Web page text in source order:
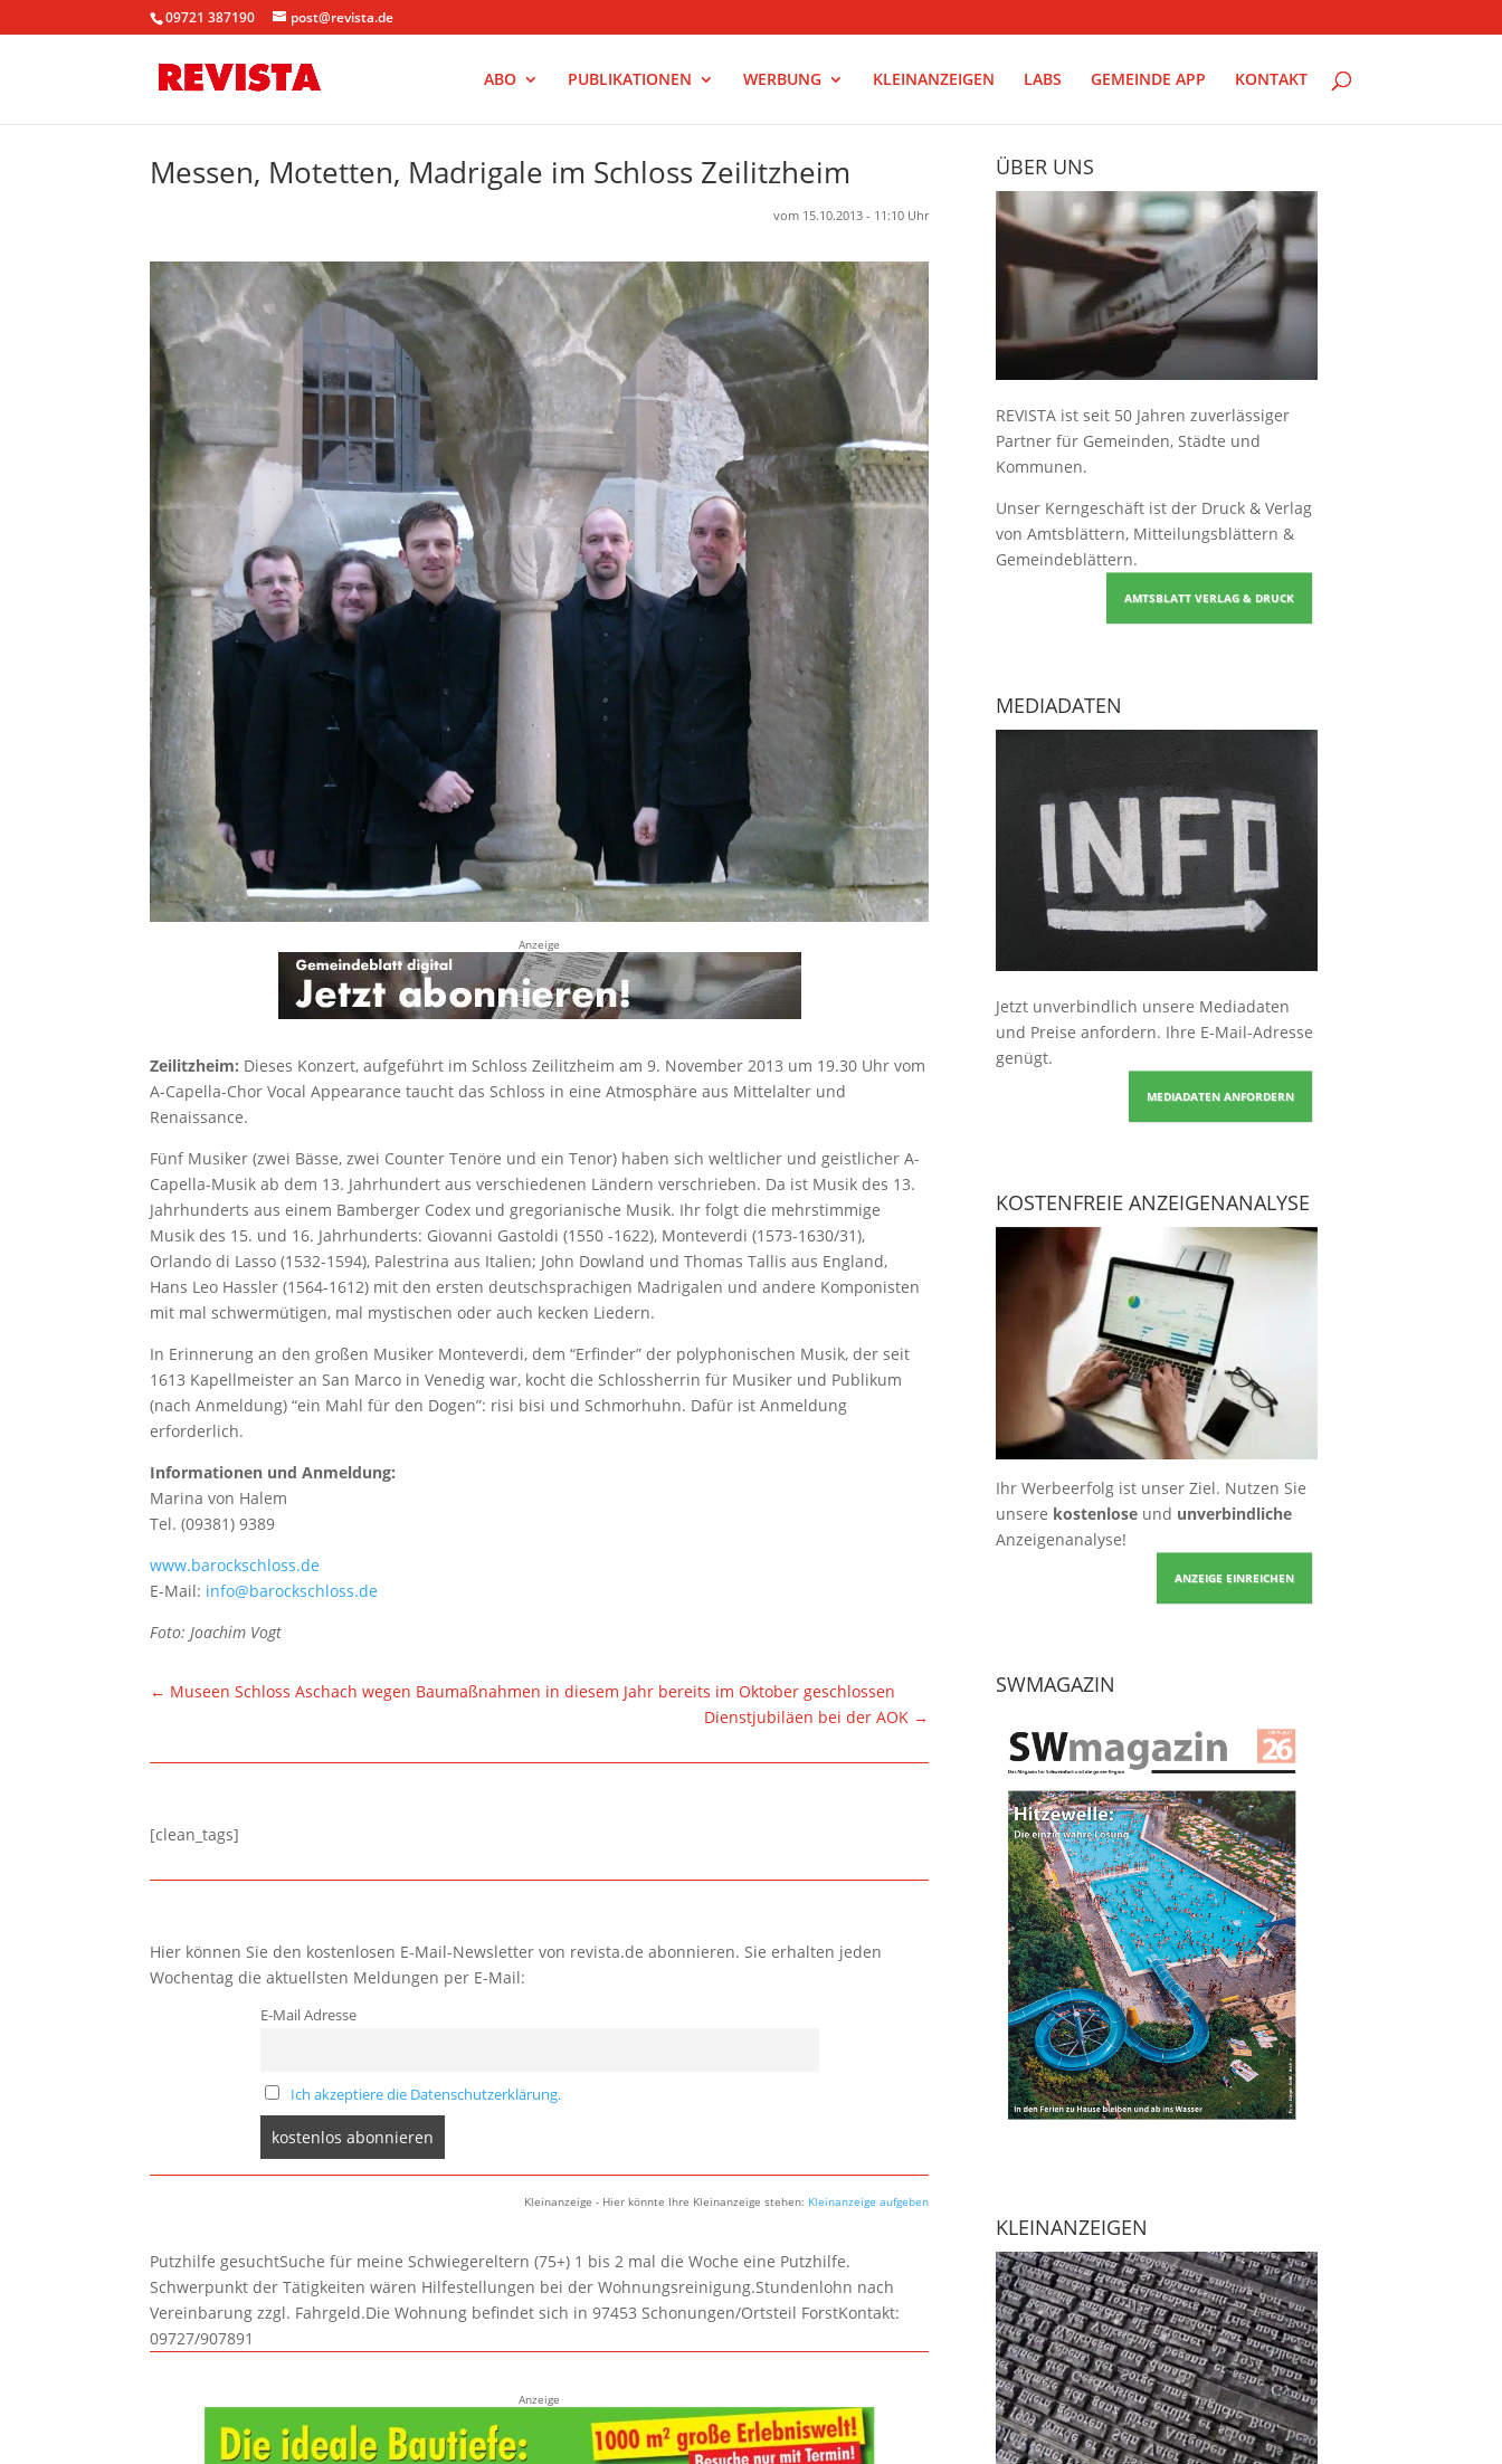
09721 387190 post@revista.de
ABO PUBLIKATIONEN WERBUNG KLEINANZEIGEN LABS GEMEINDE APP KONTAKT
Messen, Motetten, Madrigale im Schloss Zeilitzheim
vom 15.10.2013 - 11:10 Uhr
Anzeige
Zeilitzheim: Dieses Konzert, aufgeführt im Schloss Zeilitzheim am 9. November 2013 um 19.30 Uhr vom
A-Capella-Chor Vocal Appearance taucht das Schloss in eine Atmosphäre aus Mittelalter und
Renaissance.
Fünf Musiker (zwei Bässe, zwei Counter Tenöre und ein Tenor) haben sich weltlicher und geistlicher A-
Capella-Musik ab dem 13. Jahrhundert aus verschiedenen Ländern verschrieben. Da ist Musik des 13.
Jahrhunderts aus einem Bamberger Codex und gregorianische Musik. Ihr folgt die mehrstimmige
Musik des 15. und 16. Jahrhunderts: Giovanni Gastoldi (1550 -1622), Monteverdi (1573-1630/31),
Orlando di Lasso (1532-1594), Palestrina aus Italien; John Dowland und Thomas Tallis aus England,
Hans Leo Hassler (1564-1612) mit den ersten deutschsprachigen Madrigalen und andere Komponisten
mit mal schwermütigen, mal mystischen oder auch kecken Liedern.
In Erinnerung an den großen Musiker Monteverdi, dem “Erfinder” der polyphonischen Musik, der seit
1613 Kapellmeister an San Marco in Venedig war, kocht die Schlossherrin für Musiker und Publikum
(nach Anmeldung) “ein Mahl für den Dogen”: risi bisi und Schmorhuhn. Dafür ist Anmeldung
erforderlich.
Informationen und Anmeldung:
Marina von Halem
Tel. (09381) 9389
www.barockschloss.de
E-Mail: info@barockschloss.de
Foto: Joachim Vogt
← Museen Schloss Aschach wegen Baumaßnahmen in diesem Jahr bereits im Oktober geschlossen
Dienstjubiläen bei der AOK →
[clean_tags]
Hier können Sie den kostenlosen E-Mail-Newsletter von revista.de abonnieren. Sie erhalten jeden
Wochentag die aktuellsten Meldungen per E-Mail:
E-Mail Adresse
Ich akzeptiere die Datenschutzerklärung.
Kleinanzeige - Hier könnte Ihre Kleinanzeige stehen: Kleinanzeige aufgeben
Putzhilfe gesuchtSuche für meine Schwiegereltern (75+) 1 bis 2 mal die Woche eine Putzhilfe.
Schwerpunkt der Tätigkeiten wären Hilfestellungen bei der Wohnungsreinigung.Stundenlohn nach
Vereinbarung zzgl. Fahrgeld.Die Wohnung befindet sich in 97453 Schonungen/Ortsteil ForstKontakt:
09727/907891
Anzeige
ÜBER UNS
REVISTA ist seit 50 Jahren zuverlässiger
Partner für Gemeinden, Städte und
Kommunen.
Unser Kerngeschäft ist der Druck & Verlag
von Amtsblättern, Mitteilungsblättern &
Gemeindeblättern.
AMTSBLATT VERLAG & DRUCK
MEDIADATEN
Jetzt unverbindlich unsere Mediadaten
und Preise anfordern. Ihre E-Mail-Adresse
genügt.
MEDIADATEN ANFORDERN
KOSTENFREIE ANZEIGENANALYSE
Ihr Werbeerfolg ist unser Ziel. Nutzen Sie
unsere kostenloseund unverbindliche
Anzeigenanalyse!
ANZEIGE EINREICHEN
SWMAGAZIN
KLEINANZEIGEN